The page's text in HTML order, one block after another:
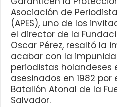
Asociación de
(APES), uno de los
el director de la
Oscar Pérez, resaltó la
acabar con la
periodistas holandeses
asesinados en 1982 por
Batallón Atonal de la
Salvador.